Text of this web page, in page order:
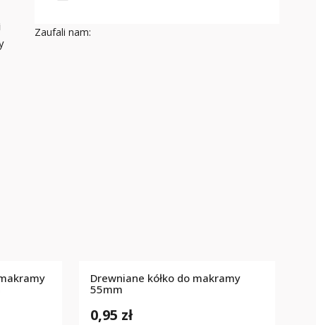
Zaufali nam:
Drewniane kółko do makramy
55mm
0,95 zł